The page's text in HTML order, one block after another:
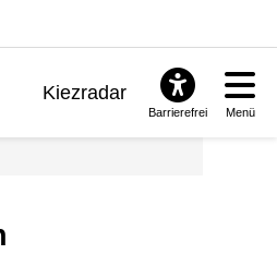
Kiezradar
Barrierefrei Menü